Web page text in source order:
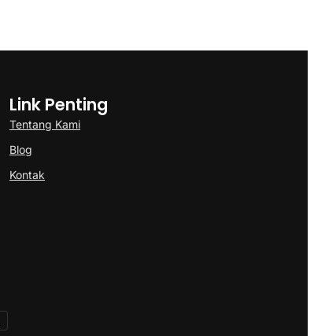
Link Penting
Tentang Kami
Blog
Kontak